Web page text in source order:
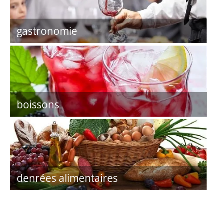
gastronomie
boissons
denrées alimentaires